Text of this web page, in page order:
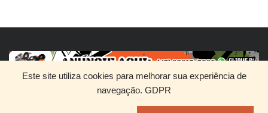
Este site utiliza cookies para melhorar sua experiência de
navegação. GDPR